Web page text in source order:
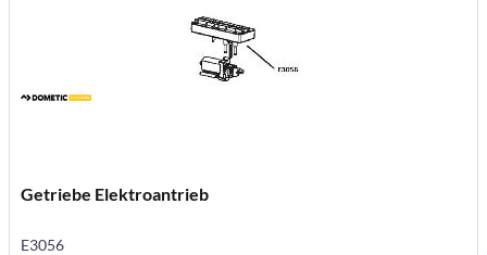
Getriebe Elektroantrieb
E3056